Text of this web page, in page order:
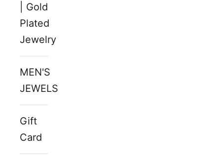
| Gold
Plated
Jewelry
MEN'S
JEWELS
Gift
Card